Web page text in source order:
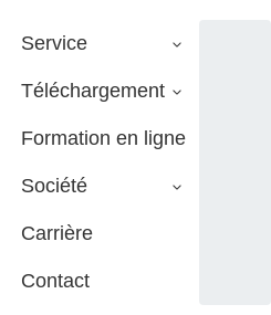
Service
Téléchargement
Formation en ligne
Société
Carrière
Contact